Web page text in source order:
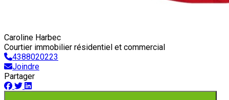
Caroline Harbec
Courtier immobilier résidentiel et commercial
4388020223
Joindre
Partager